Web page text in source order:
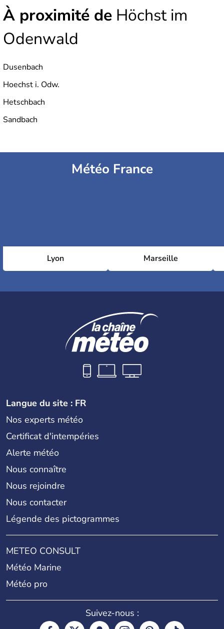
À proximité de Höchst im
Odenwald
Dusenbach
Hoechst i. Odw.
Hetschbach
Sandbach
Météo France
Lyon Marseille
Langue du site : FR
Nos experts météo
Certificat d'intempéries
Alerte météo
Nous connaître
Nous rejoindre
Nous contacter
Légende des pictogrammes
METEO CONSULT
Météo Marine
Météo pro
Suivez-nous :